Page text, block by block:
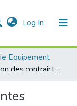
Log In (current)
des Travaux
Equipement
Modélisation des contraintes d'interface dans les poutres en béton armé renforcées par des plaques composites